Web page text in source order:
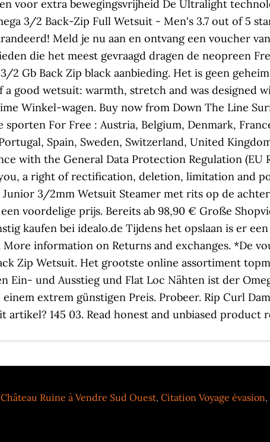
Château Ruine à Vendre Sud Ouest, Citation Voyage évasion,